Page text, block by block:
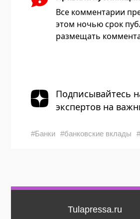
Все комментарии
этом ночью срок
размещать
Подписывайтесь
экспертов на
#Банки #банковские вклады
Tulapressa.ru